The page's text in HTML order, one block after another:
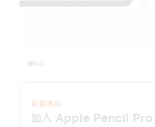
免費鐫刻
加入 Apple Pencil Pro